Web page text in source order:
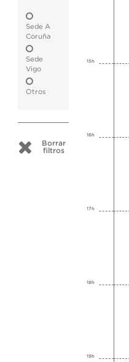
Sede A
Coruña
Sede
Vigo
Otros
Borrar
filtros
15h
16h
17h
18h
19h